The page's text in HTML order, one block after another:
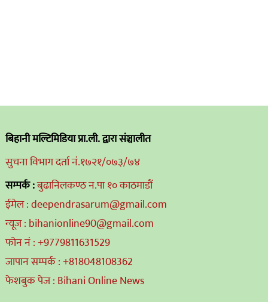
बिहानी मल्टिमिडिया प्रा.ली. द्वारा संञ्चालीत
सुचना विभाग दर्ता नं.१७२१/०७३/७४
सम्पर्क :बुढानिलकण्ठ न.पा १० काठमाडौं
ईमेल : deependrasarum@gmail.com
न्यूज : bihanionline90@gmail.com
फोन नं : +9779811631529
जापान सम्पर्क : +818048108362
फेशबुक पेज : Bihani Online News